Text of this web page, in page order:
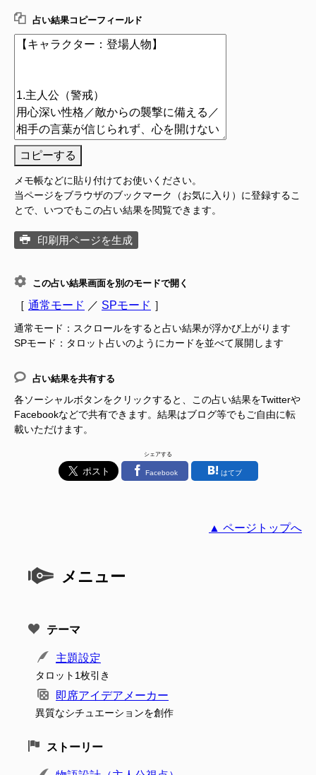
占い結果コピーフィールド
コピーする
メモ帳などに貼り付けてお使いください。
当ページをブラウザのブックマーク（お気に入り）に登録するこ
とで、いつでもこの占い結果を閲覧できます。
印刷用ページを生成
この占い結果画面を別のモードで開く
［ 通常モード ／ SPモード ］
通常モード：スクロールをすると占い結果が浮かび上がります
SPモード：タロット占いのようにカードを並べて展開します
占い結果を共有する
各ソーシャルボタンをクリックすると、この占い結果をTwitterや
Facebookなどで共有できます。結果はブログ等でもご自由に転
載いただけます。
シェアする
Facebook はてブ
▲ ページトップへ
メニュー
テーマ
主題設定
タロット1枚引き
即席アイデアメーカー
異質なシチュエーションを創作
ストーリー